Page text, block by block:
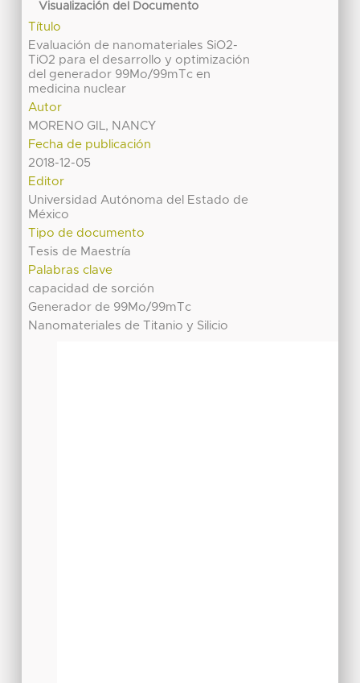
Visualización del Documento
Título
Evaluación de nanomateriales SiO2-
TiO2 para el desarrollo y optimización
del generador 99Mo/99mTc en
medicina nuclear
Autor
MORENO GIL, NANCY
Fecha de publicación
2018-12-05
Editor
Universidad Autónoma del Estado de
México
Tipo de documento
Tesis de Maestría
Palabras clave
capacidad de sorción
Generador de 99Mo/99mTc
Nanomateriales de Titanio y Silicio